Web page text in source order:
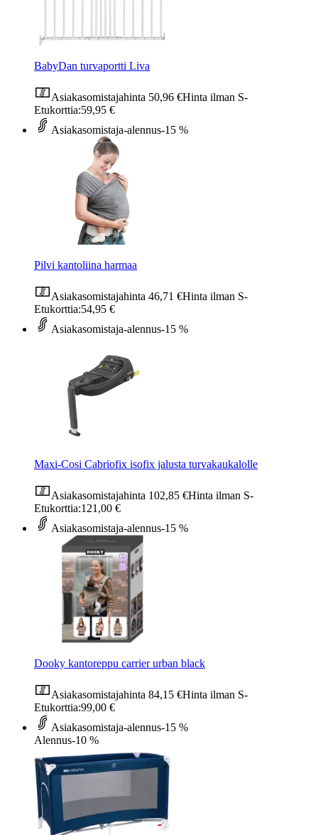
BabyDan turvaportti Liva
Asiakasomistajahinta 50,96 €Hinta ilman S-
Etukorttia:59,95 €
Asiakasomistaja-alennus-15 %
Pilvi kantoliina harmaa
Asiakasomistajahinta 46,71 €Hinta ilman S-
Etukorttia:54,95 €
Asiakasomistaja-alennus-15 %
Maxi-Cosi Cabriofix isofix jalusta turvakaukalolle
Asiakasomistajahinta 102,85 €Hinta ilman S-
Etukorttia:121,00 €
Asiakasomistaja-alennus-15 %
Dooky kantoreppu carrier urban black
Asiakasomistajahinta 84,15 €Hinta ilman S-
Etukorttia:99,00 €
Asiakasomistaja-alennus-15 %
Alennus-10 %